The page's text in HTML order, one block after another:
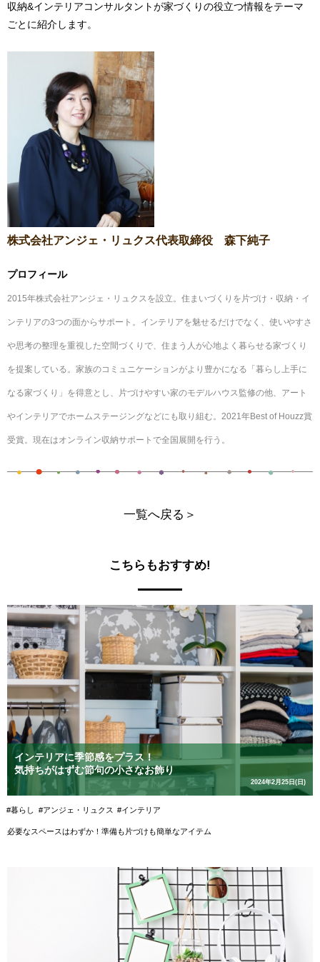
収納&インテリアコンサルタントが家づくりの役立つ情報をテーマ
ごとに紹介します。
株式会社アンジェ・リュクス代表取締役 森下純子
プロフィール
2015年株式会社アンジェ・リュクスを設立。住まいづくりを片づけ・収納・イ
ンテリアの3つの面からサポート。インテリアを魅せるだけでなく、使いやすさ
や思考の整理を重視した空間づくりで、住まう人が心地よく暮らせる家づくり
を提案している。家族のコミュニケーションがより豊かになる「暮らし上手に
なる家づくり」を得意とし、片づけやすい家のモデルハウス監修の他、アート
やインテリアでホームステージングなどにも取り組む。2021年Best of Houzz賞
受賞。現在はオンライン収納サポートで全国展開を行う。
一覧へ戻る＞
こちらもおすすめ!
インテリアに季節感をプラス！
気持ちがはずむ節句の小さなお飾り
2024年2月25日(日)
#暮らし #アンジェ・リュクス #インテリア
必要なスペースはわずか！準備も片づけも簡単なアイテム